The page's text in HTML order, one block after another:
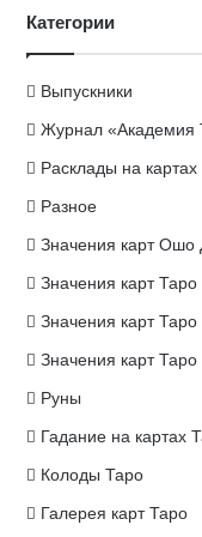
Категории
Выпускники
Журнал «Академия
Расклады на
Разное
Значения карт Ошо
Значения карт
Значения карт
Значения карт Таро
Руны
Гадание на картах
Колоды Таро
Галерея карт Таро